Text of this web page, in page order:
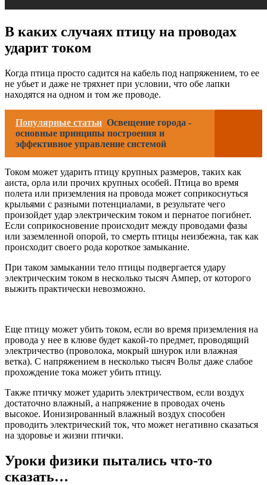
В каких случаях птицу на проводах
ударит током
Когда птица просто садится на кабель под напряжением, то ее
не убьет и даже не тряхнет при условии, что обе лапки
находятся на одном и том же проводе.
Популярные статьи Освещение города -
основные принципы построения и
эффективное управление системой
Током может ударить птицу крупных размеров, таких как
аиста, орла или прочих крупных особей. Птица во время
полета или приземления на провода может соприкоснуться
крыльями с разными потенциалами, в результате чего
произойдет удар электрическим током и пернатое погибнет.
Если соприкосновение происходит между проводами фазы
или заземленной опорой, то смерть птицы неизбежна, так как
происходит своего рода короткое замыкание.
При таком замыкании тело птицы подвергается удару
электрическим током в несколько тысяч Ампер, от которого
выжить практически невозможно.
Еще птицу может убить током, если во время приземления на
провода у нее в клюве будет какой-то предмет, проводящий
электричество (проволока, мокрый шнурок или влажная
ветка). С напряжением в несколько тысяч Вольт даже слабое
прохождение тока может убить птицу.
Также птичку может ударить электричеством, если воздух
достаточно влажный, а напряжение в проводах очень
высокое. Ионизированный влажный воздух способен
проводить электрический ток, что может негативно сказаться
на здоровье и жизни птички.
Уроки физики пытались что-то
сказать…